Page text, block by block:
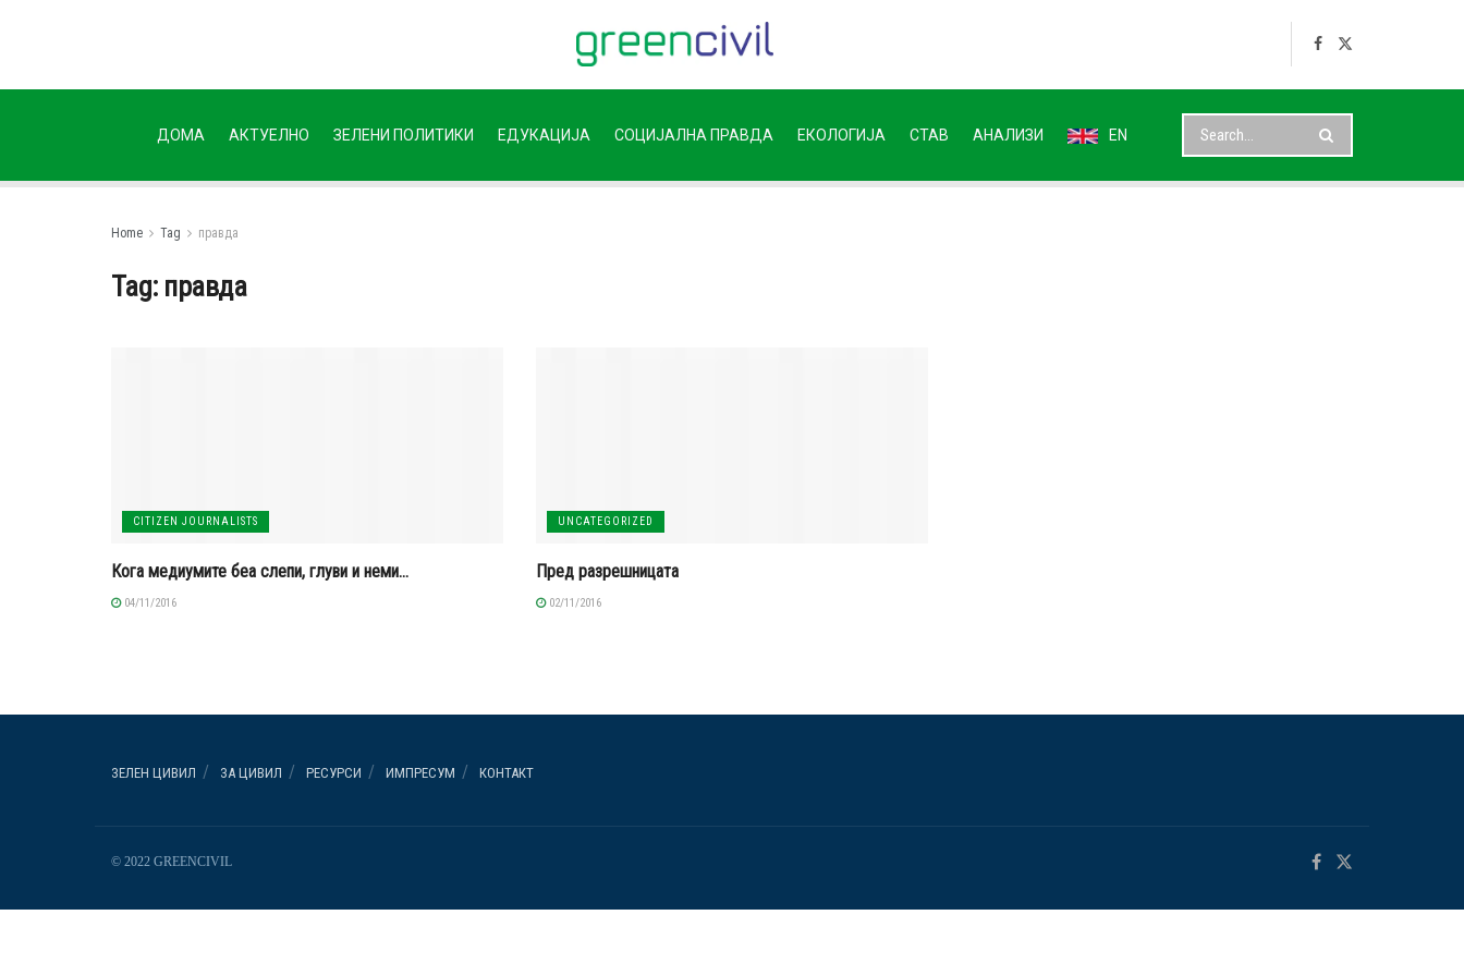
ДОМА АКТУЕЛНО ЗЕЛЕНИ ПОЛИТИКИ ЕДУКАЦИЈА СОЦИЈАЛНА ПРАВДА ЕКОЛОГИЈА СТАВ АНАЛИЗИ EN
Home Tag правда
Tag: правда
CITIZEN JOURNALISTS
Кога медиумите беа слепи, глуви и неми…
04/11/2016
UNCATEGORIZED
Пред разрешницата
02/11/2016
ЗЕЛЕН ЦИВИЛ ЗА ЦИВИЛ РЕСУРСИ ИМПРЕСУМ КОНТАКТ
© 2022 GREENCIVIL